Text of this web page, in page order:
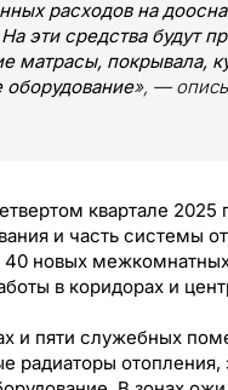
расходов на
эти средства будут
матрасы, покрывала,
», —
квартале 2025
и часть системы
40 новых
в коридорах и
и пяти служебных
радиаторы отопления,